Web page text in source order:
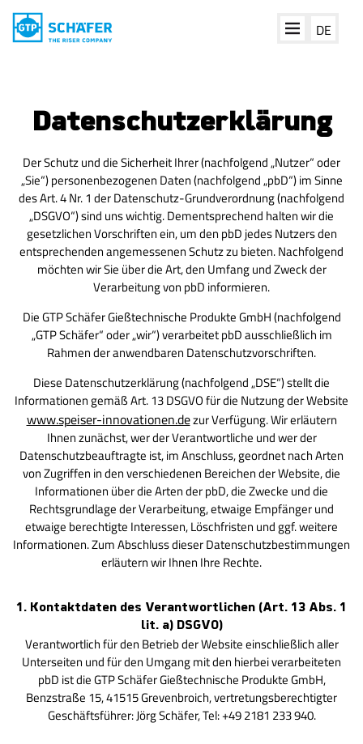
DE
Datenschutzerklärung
Der Schutz und die Sicherheit Ihrer (nachfolgend „Nutzer“ oder
„Sie“) personenbezogenen Daten (nachfolgend „pbD“) im Sinne
des Art. 4 Nr. 1 der Datenschutz-Grundverordnung (nachfolgend
„DSGVO“) sind uns wichtig. Dementsprechend halten wir die
gesetzlichen Vorschriften ein, um den pbD jedes Nutzers den
entsprechenden angemessenen Schutz zu bieten. Nachfol­gend
möchten wir Sie über die Art, den Umfang und Zweck der
Verarbeitung von pbD informieren.
Die GTP Schäfer Gießtechnische Produkte GmbH (nachfolgend
„GTP Schäfer“ oder „wir“) verarbeitet pbD ausschließlich im
Rahmen der anwendbaren Datenschutzvorschriften.
Diese Datenschutzerklärung (nachfolgend „DSE“) stellt die
Informationen gemäß Art. 13 DSGVO für die Nutzung der Website
www.speiser-innovationen.dezur Verfügung. Wir erläutern
Ihnen zunächst, wer der Verantwortliche und wer der
Datenschutzbeauftragte ist, im Anschluss, geordnet nach Arten
von Zugriffen in den verschiedenen Bereichen der Website, die
Informationen über die Arten der pbD, die Zwecke und die
Rechtsgrundlage der Verarbeitung, etwaige Empfänger und
etwaige berechtigte Interessen, Löschfristen und ggf. weitere
Informationen. Zum Ab­schluss dieser Datenschutzbestimmungen
erläutern wir Ihnen Ihre Rechte.
1. Kontaktdaten des Verantwortlichen (Art. 13 Abs. 1
lit. a) DSGVO)
Verantwortlich für den Betrieb der Website einschließlich aller
Unterseiten und für den Umgang mit den hierbei verarbeiteten
pbD ist die GTP Schäfer Gießtechnische Produkte GmbH,
Benzstraße 15, 41515 Grevenbroich, vertretungsberechtigter
Geschäftsführer: Jörg Schäfer, Tel: +49 2181 233 940.